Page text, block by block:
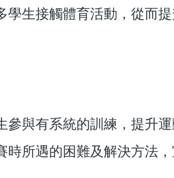
學生接觸體育活動，從而
參與有系統的訓練，提升
所遇的困難及解決方法